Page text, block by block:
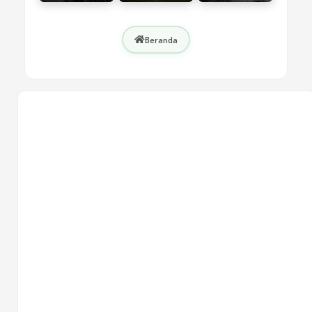
Beranda